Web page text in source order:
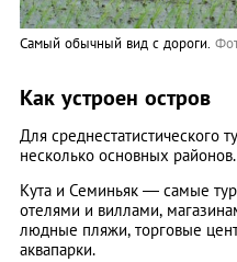
Самый обычный вид с дороги.
Как устроен остров
Для среднестатистического
несколько основных районов.
Кута и Семиньяк — самые
отелями и виллами,
людные пляжи, торговые
аквапарки.